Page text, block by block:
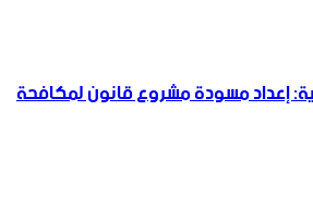
إعداد مسودة مشروع قانون لمكافحة